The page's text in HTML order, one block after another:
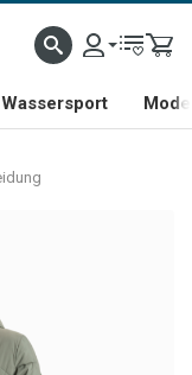
Wassersport